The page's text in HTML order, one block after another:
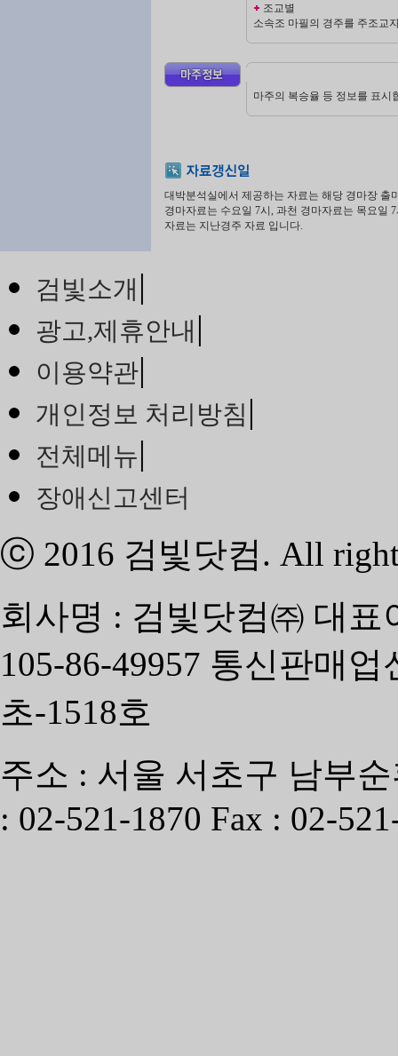
조교별
소속조 마필의 경주를 주조교
마주의 복승율 등 정보를 표시
대박분석실에서 제공하는 자료는 해당 경마장 출
경마자료는 수요일 7시, 과천 경마자료는 목요일
자료는 지난경주 자료 입니다.
검빛소개 |
광고,제휴안내 |
이용약관|
개인정보 처리방침 |
전체메뉴|
장애신고센터
ⓒ 2016 검빛닷컴. All
회사명 : 검빛닷컴㈜ 대
105-86-49957 통신판매
초-1518호
주소 : 서울 서초구 남부
: 02-521-1870 Fax : 02-